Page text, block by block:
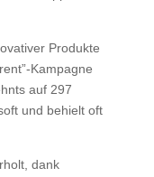
Produkte
Kampagne
auf 297
und behielt oft
dank